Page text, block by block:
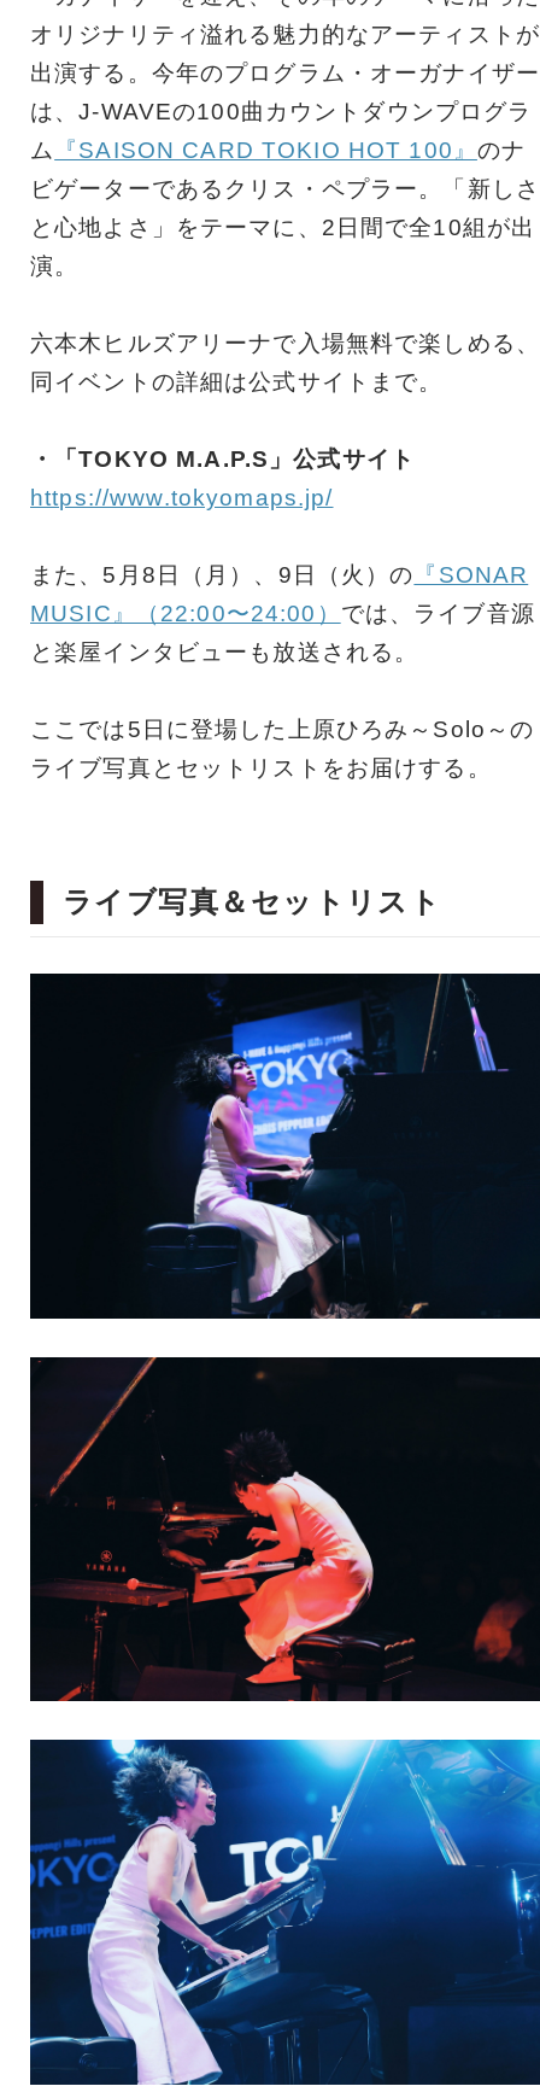
オリジナリティ溢れる魅力的なアーティストが
出演する。今年のプログラム・オーガナイザー
は、J-WAVEの100曲カウントダウンプログラ
ム
『SAISON CARD TOKIO HOT 100』 のナ
ビゲーターであるクリス・ペプラー。「新しさ
と心地よさ」をテーマに、2日間で全10組が出
演。
六本木ヒルズアリーナで入場無料で楽しめる、
同イベントの詳細は公式サイトまで。
・「TOKYO M.A.P.S」公式サイト
https://www.tokyomaps.jp/
また、5月8日（月）、9⽇（火）の 『SONAR
MUSIC』（22:00〜24:00） では、ライブ音源
と楽屋インタビューも放送される。
ここでは5日に登場した上原ひろみ～Solo～の
ライブ写真とセットリストをお届けする。
ライブ写真＆セットリスト